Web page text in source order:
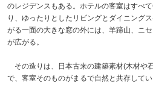
のレジデンスもある。ホテルの客室はすべ
り、ゆったりとしたリビングとダイニング
がる一面の大きな窓の外には、羊蹄山、ニ
が広がる。
その造りは、日本古来の建築素材(木材や
で、客室そのものがまるで自然と共存してい